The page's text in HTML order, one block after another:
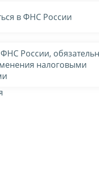
в ФНС России
России,
налоговыми